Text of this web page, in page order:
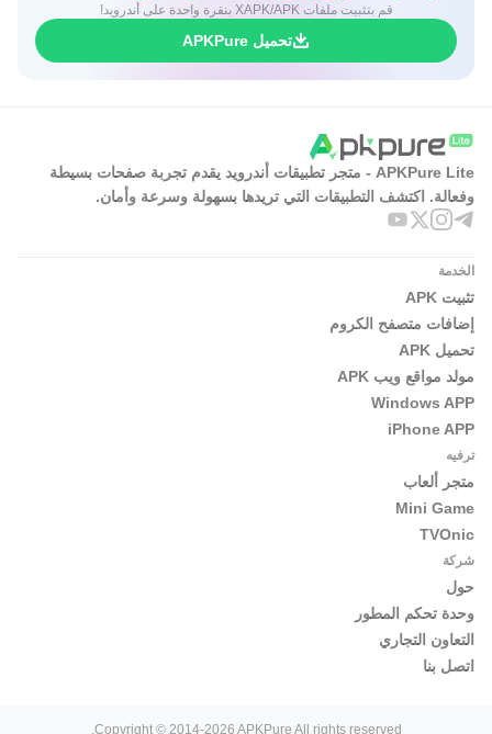
قم بتثبيت ملفات XAPK/APK بنقرة واحدة على أندرويد!
تحميل APKPure
APKPure Lite - متجر تطبيقات أندرويد يقدم تجربة صفحات بسيطة
وفعالة. اكتشف التطبيقات التي تريدها بسهولة وسرعة وأمان.
الخدمة
تثبيت APK
إضافات متصفح الكروم
تحميل APK
مولد مواقع ويب APK
Windows APP
iPhone APP
ترفيه
متجر ألعاب
Mini Game
TVOnic
شركة
حول
وحدة تحكم المطور
التعاون التجاري
اتصل بنا
Copyright © 2014-2026 APKPure All rights reserved.